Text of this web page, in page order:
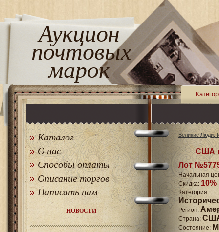
Аукцион
почтовых
марок
Каталог
О нас
Способы оплаты
Описание торгов
Написать нам
НОВОСТИ
Великие Люди,
США
Лот
Начальная
Скидка: 10%
Регион:
Страна:
Состояние: